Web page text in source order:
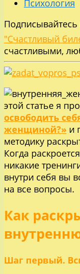
Психология
"Счастливый
счастливыми,
этой статье я
освободить
женщиной?» и
методику
Когда
никакие
внутри себя вы
на все вопросы.
Как
Шаг первый.